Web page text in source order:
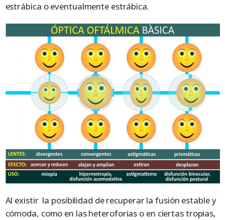
estrábica o eventualmente estrábica.
Al existir la posibilidad de recuperar la fusión estable y
cómoda, como en las heteroforias o en ciertas tropias,